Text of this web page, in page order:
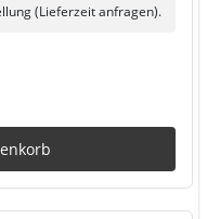
(Lieferzeit anfragen).